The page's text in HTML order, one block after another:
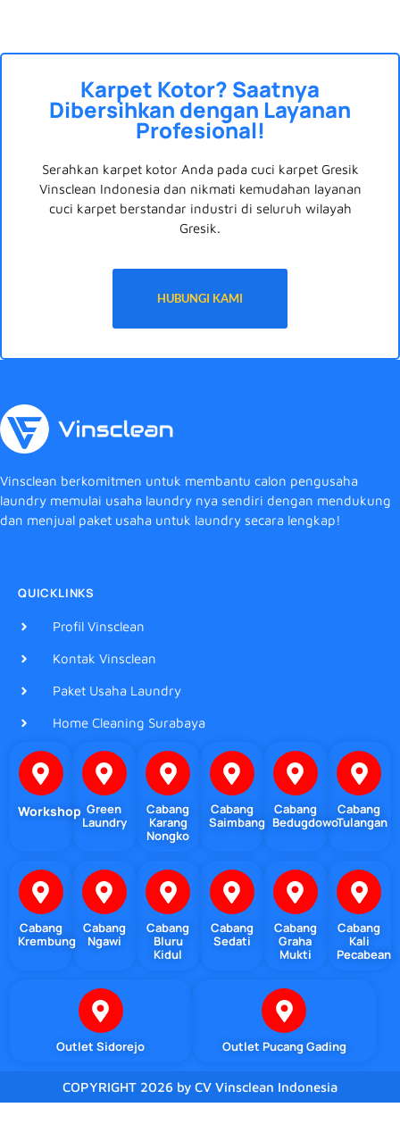
Karpet Kotor? Saatnya
Dibersihkan dengan Layanan
Profesional!
Serahkan karpet kotor Anda pada cuci karpet Gresik
Vinsclean Indonesia dan nikmati kemudahan layanan
cuci karpet berstandar industri di seluruh wilayah
Gresik.
HUBUNGI KAMI
Vinsclean berkomitmen untuk membantu calon pengusaha
laundry memulai usaha laundry nya sendiri dengan mendukung
dan menjual paket usaha untuk laundry secara lengkap!
QUICKLINKS
Profil Vinsclean
Kontak Vinsclean
Paket Usaha Laundry
Home Cleaning Surabaya
Workshop Green
Laundry
Cabang
Karang
Nongko
Cabang
Saimbang
Cabang
Bedugdowo
Cabang
Tulangan
Cabang
Krembung
Cabang
Ngawi
Cabang
Bluru
Kidul
Cabang
Sedati
Cabang
Graha
Mukti
Cabang
Kali
Pecabean
Outlet Sidorejo Outlet Pucang Gading
COPYRIGHT 2026 by CV Vinsclean Indonesia